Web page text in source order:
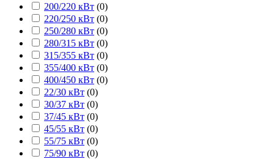
200/220 кВт (0)
220/250 кВт (0)
250/280 кВт (0)
280/315 кВт (0)
315/355 кВт (0)
355/400 кВт (0)
400/450 кВт (0)
22/30 кВт (0)
30/37 кВт (0)
37/45 кВт (0)
45/55 кВт (0)
55/75 кВт (0)
75/90 кВт (0)